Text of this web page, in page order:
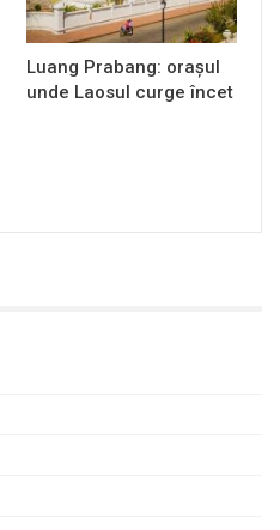
Luang Prabang: orașul
unde Laosul curge încet